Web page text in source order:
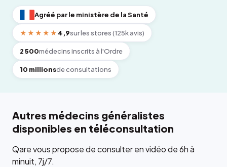
Agréé par le ministère de la Santé
★★★★★ 4,9sur les stores (125k avis)
2 500médecins inscrits à l'Ordre
10 millionsde consultations
Autres médecins généralistes
disponibles en téléconsultation
Qare vous propose de consulter en vidéo de 6h à
minuit, 7j/7.